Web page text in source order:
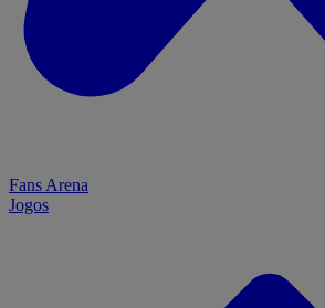
Fans Arena
Jogos